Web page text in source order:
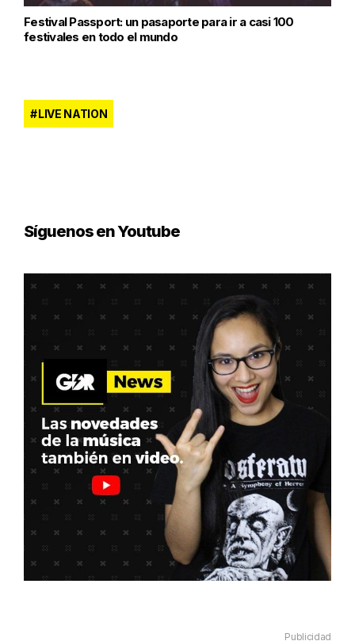
Festival Passport: un pasaporte para ir a casi 100
festivales en todo el mundo
LIVE NATION
Síguenos en Youtube
Publicidad